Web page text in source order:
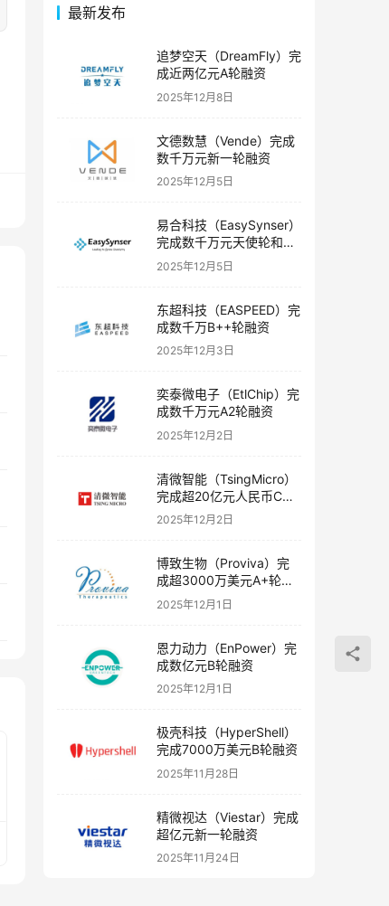
最新发布
追梦空天（DreamFly）完
成近两亿元A轮融资
2025年12月8日
文德数慧（Vende）完成
数千万元新一轮融资
2025年12月5日
易合科技（EasySynser）
完成数千万元天使轮和天
使+轮融资
2025年12月5日
东超科技（EASPEED）完
成数千万B++轮融资
2025年12月3日
奕泰微电子（EtlChip）完
成数千万元A2轮融资
2025年12月2日
清微智能（TsingMicro）
完成超20亿元人民币C轮
融资
2025年12月2日
博致生物（Proviva）完
成超3000万美元A+轮融
资
2025年12月1日
恩力动力（EnPower）完
成数亿元B轮融资
2025年12月1日
极壳科技（HyperShell）
完成7000万美元B轮融资
2025年11月28日
精微视达（Viestar）完成
超亿元新一轮融资
2025年11月24日